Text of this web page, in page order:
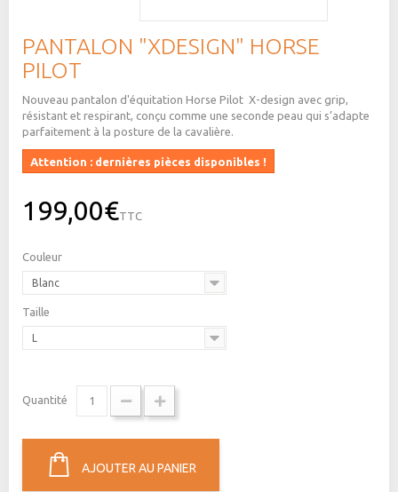
PANTALON "XDESIGN" HORSE
PILOT
Nouveau pantalon d'équitation Horse Pilot X-design avec grip,
résistant et respirant, conçu comme une seconde peau qui s’adapte
parfaitement à la posture de la cavalière.
Attention : dernières pièces disponibles !
199,00€TTC
Couleur
Blanc
Taille
L
Quantité
AJOUTER AU PANIER